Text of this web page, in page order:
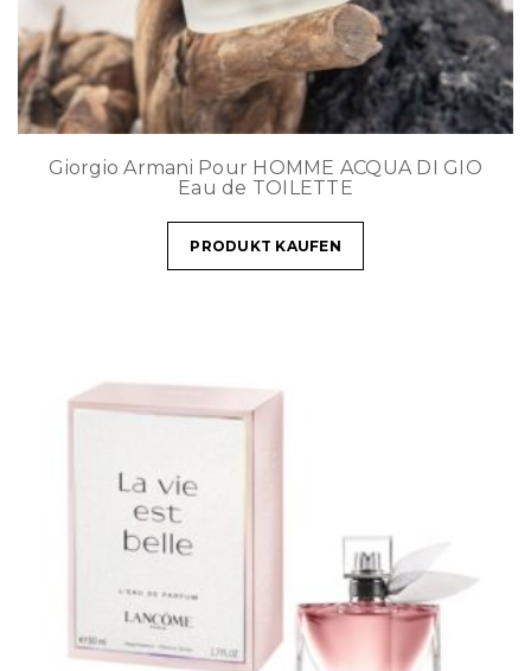
Giorgio Armani Pour HOMME ACQUA DI GIO
Eau de TOILETTE
PRODUKT KAUFEN